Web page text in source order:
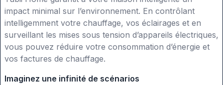
impact minimal sur l’environnement. En contrôlant
intelligemment votre chauffage, vos éclairages et en
surveillant les mises sous tension d’appareils électriques,
vous pouvez réduire votre consommation d’énergie et
vos factures de chauffage.
Imaginez une infinité de scénarios